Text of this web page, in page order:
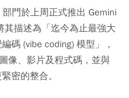
門於上周正式推出 Gemini
其描述為「迄今為止最強大
碼 (vibe coding) 模型」，
像、影片及程式碼，並與
密的整合。